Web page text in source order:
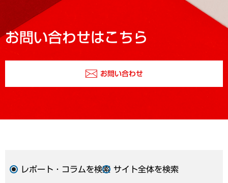
お問い合わせはこちら
お問い合わせ
レポート・コラムを検索 サイト全体を検索